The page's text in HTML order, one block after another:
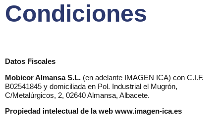
Condiciones
Datos Fiscales
Mobicor Almansa S.L. (en adelante IMAGEN ICA) con C.I.F.
B02541845 y domiciliada en Pol. Industrial el Mugrón,
C/Metalúrgicos, 2, 02640 Almansa, Albacete.
Propiedad intelectual de la web www.imagen-ica.es